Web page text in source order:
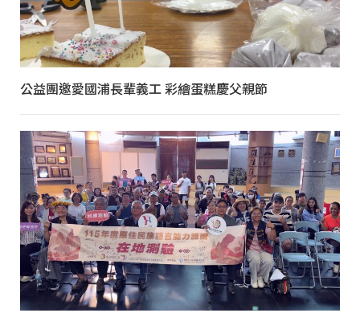
公益團邀愛國浦長輩義工 彩繪蛋糕慶父親節